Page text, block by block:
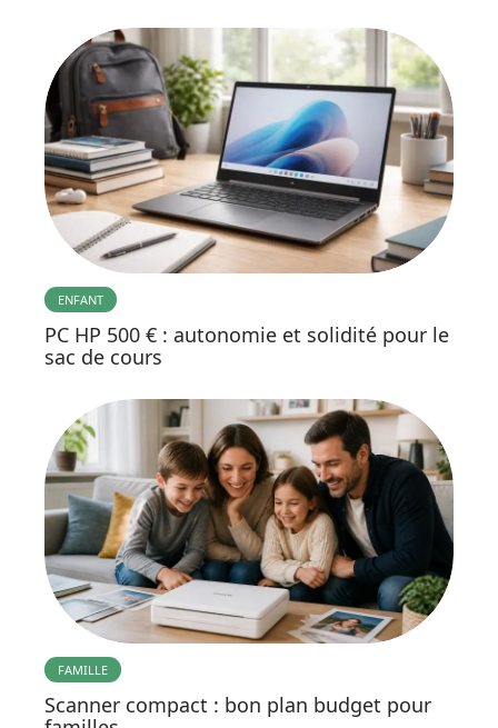
ENFANT
PC HP 500 € : autonomie et solidité pour le
sac de cours
FAMILLE
Scanner compact : bon plan budget pour